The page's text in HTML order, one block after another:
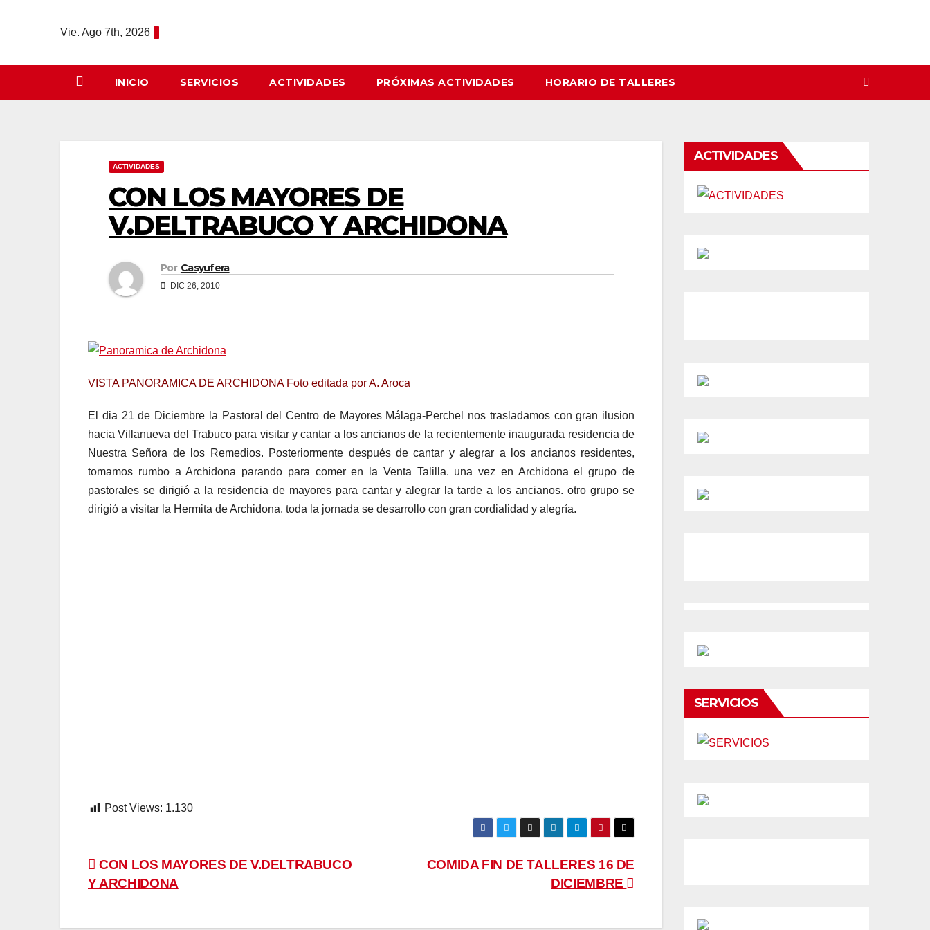
Vie. Ago 7th, 2026
INICIO SERVICIOS ACTIVIDADES PRÓXIMAS ACTIVIDADES HORARIO DE TALLERES
ACTIVIDADES
CON LOS MAYORES DE
V.DELTRABUCO Y ARCHIDONA
Por Casyufera
DIC 26, 2010
VISTA PANORAMICA DE ARCHIDONA Foto editada por A. Aroca
El dia 21 de Diciembre la Pastoral del Centro de Mayores Málaga-Perchel nos trasladamos con gran ilusion
hacia Villanueva del Trabuco para visitar y cantar a los ancianos de la recientemente inaugurada residencia de
Nuestra Señora de los Remedios. Posteriormente después de cantar y alegrar a los ancianos residentes,
tomamos rumbo a Archidona parando para comer en la Venta Talilla. una vez en Archidona el grupo de
pastorales se dirigió a la residencia de mayores para cantar y alegrar la tarde a los ancianos. otro grupo se
dirigió a visitar la Hermita de Archidona. toda la jornada se desarrollo con gran cordialidad y alegría.
Post Views: 1.130
Navegación
de
COMIDA FIN DE TALLERES 16 DE
DICIEMBRE
CON LOS MAYORES DE V.DELTRABUCO
Y ARCHIDONA
ACTIVIDADES
SERVICIOS